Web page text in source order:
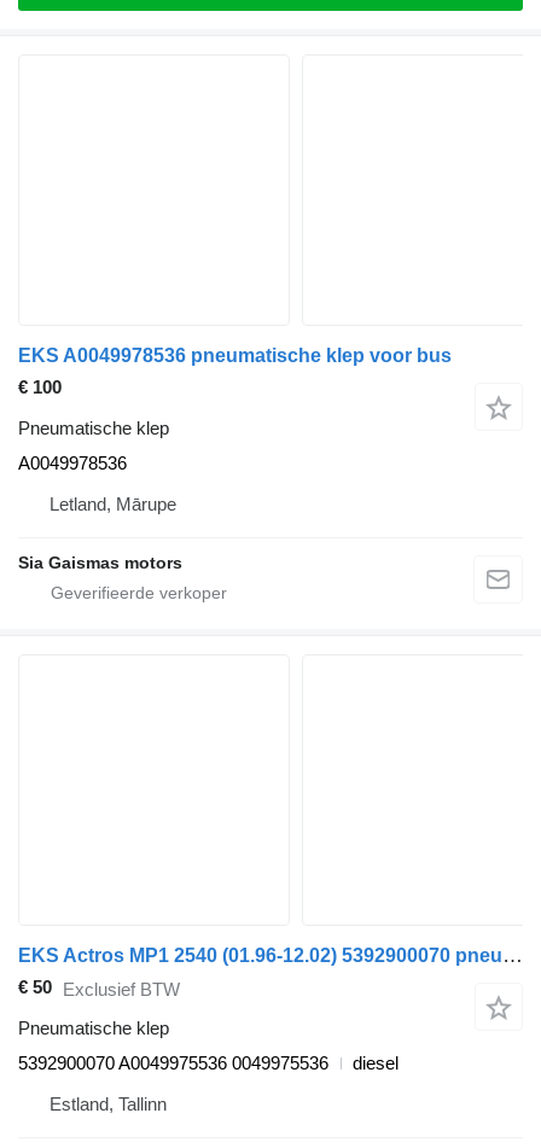
EKS A0049978536 pneumatische klep voor bus
€ 100
Pneumatische klep
A0049978536
Letland, Mārupe
Sia Gaismas motors
EKS Actros MP1 2540 (01.96-12.02) 5392900070 pneumatische klep voor Mercedes-Benz Actros, Axor MP1, MP2, MP3 (1996-2014) trekker
€ 50 Exclusief BTW
Pneumatische klep
5392900070 A0049975536 0049975536
diesel
Estland, Tallinn